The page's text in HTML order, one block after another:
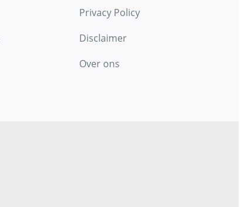
Privacy Policy
Disclaimer
Over ons